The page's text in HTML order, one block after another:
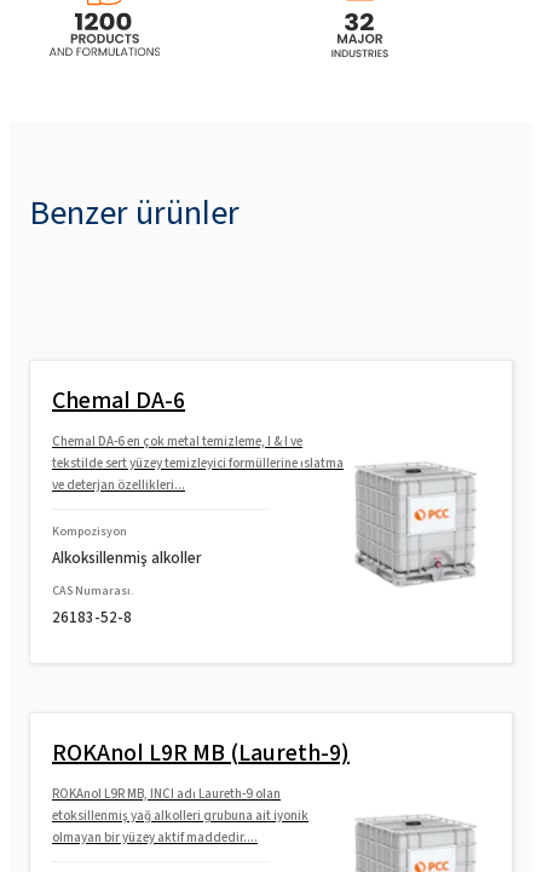
Benzer ürünler
Chemal DA-6
Chemal DA-6 en çok metal temizleme, I & I ve
tekstilde sert yüzey temizleyici formüllerine ıslatma
ve deterjan özellikleri...
Kompozisyon
Alkoksillenmiş alkoller
CAS Numarası.
26183-52-8
ROKAnol L9R MB (Laureth-9)
ROKAnol L9R MB, INCI adı Laureth-9 olan
etoksillenmiş yağ alkolleri grubuna ait iyonik
olmayan bir yüzey aktif maddedir....